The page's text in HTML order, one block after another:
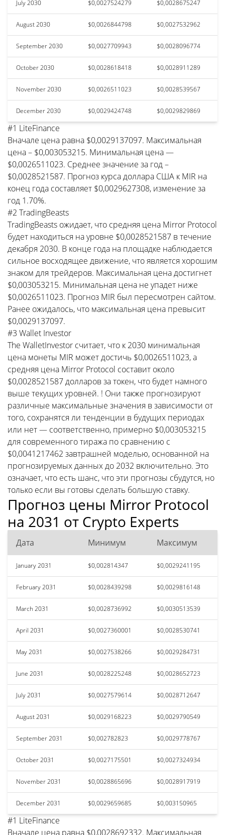
July 2030 $0,0027524279 $0,0028675247
August 2030 $0,0026844798 $0,0027532962
September 2030 $0,0027709943 $0,0028096774
October 2030 $0,0028618418 $0,0028911289
November 2030 $0,0026511023 $0,0028539567
December 2030 $0,0029424748 $0,0029829869
#1 LiteFinance
Вначале цена равна $0,0029137097. Максимальная
цена – $0,003053215. Минимальная цена —
$0,0026511023. Среднее значение за год –
$0,0028521587. Прогноз курса доллара США к MIR на
конец года составляет $0,0029627308, изменение за
год 1.70%.
#2 TradingBeasts
TradingBeasts ожидает, что средняя цена Mirror Protocol
будет находиться на уровне $0,0028521587 в течение
декабря 2030. В конце года на площадке наблюдается
сильное восходящее движение, что является хорошим
знаком для трейдеров. Максимальная цена достигнет
$0,003053215. Минимальная цена не упадет ниже
$0,0026511023. Прогноз MIR был пересмотрен сайтом.
Ранее ожидалось, что максимальная цена превысит
$0,0029137097.
#3 Wallet Investor
The WalletInvestor считает, что к 2030 минимальная
цена монеты MIR может достичь $0,0026511023, а
средняя цена Mirror Protocol составит около
$0,0028521587 долларов за токен, что будет намного
выше текущих уровней. ! Они также прогнозируют
различные максимальные значения в зависимости от
того, сохранятся ли тенденции в будущих периодах
или нет — соответственно, примерно $0,003053215
для современного тиража по сравнению с
$0,0041217462 завтрашней моделью, основанной на
прогнозируемых данных до 2032 включительно. Это
означает, что есть шанс, что эти прогнозы сбудутся, но
только если вы готовы сделать большую ставку.
Прогноз цены Mirror Protocol
на 2031 от Crypto Experts
Дата Минимум Максимум
January 2031 $0,002814347 $0,0029241195
February 2031 $0,0028439298 $0,0029816148
March 2031 $0,0028736992 $0,0030513539
April 2031 $0,0027360001 $0,0028530741
May 2031 $0,0027538266 $0,0029284731
June 2031 $0,0028225248 $0,0028652723
July 2031 $0,0027579614 $0,0028712647
August 2031 $0,0029168223 $0,0029790549
September 2031 $0,002782823 $0,0029778767
October 2031 $0,0027175501 $0,0027324934
November 2031 $0,0028865696 $0,0028917919
December 2031 $0,0029659685 $0,003150965
#1 LiteFinance
Вначале цена равна $0,0028692332. Максимальная